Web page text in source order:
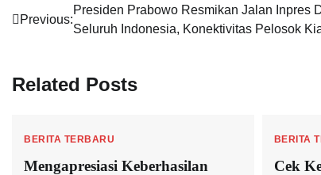
Navigasi
Previous:
Presiden Prabowo Resmikan Jalan Inpres
Seluruh Indonesia, Konektivitas Pelosok
Related Posts
BERITA TERBARU
Mengapresiasi Keberhasilan
BERITA
Cek